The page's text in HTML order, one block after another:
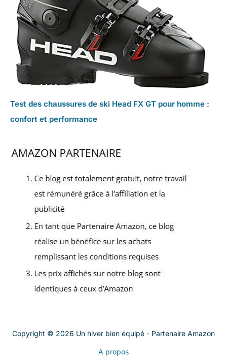
Test des chaussures de ski Head FX GT pour homme :
confort et performance
Copyright © 2026 Un hiver bien équipé - Partenaire Amazon
A propos